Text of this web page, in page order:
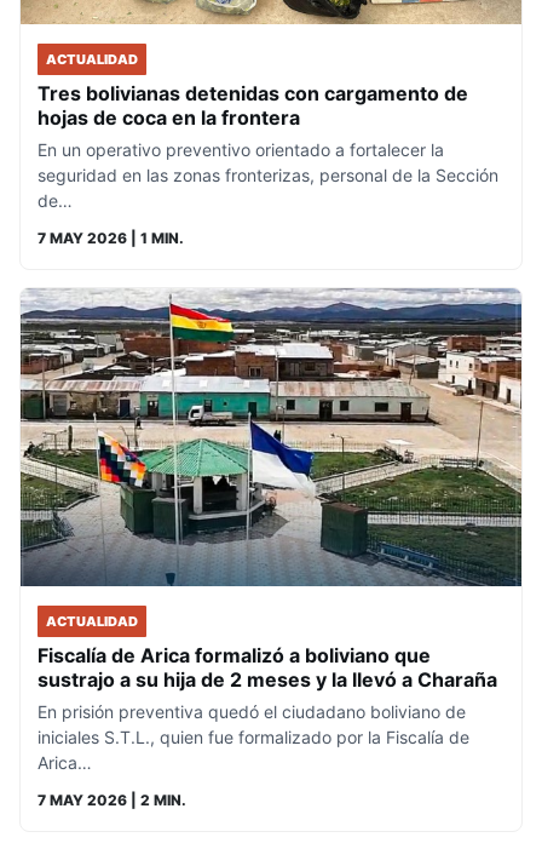
ACTUALIDAD
Tres bolivianas detenidas con cargamento de
hojas de coca en la frontera
En un operativo preventivo orientado a fortalecer la
seguridad en las zonas fronterizas, personal de la Sección
de…
7 MAY 2026 | 1 MIN.
ACTUALIDAD
Fiscalía de Arica formalizó a boliviano que
sustrajo a su hija de 2 meses y la llevó a Charaña
En prisión preventiva quedó el ciudadano boliviano de
iniciales S.T.L., quien fue formalizado por la Fiscalía de
Arica…
7 MAY 2026 | 2 MIN.